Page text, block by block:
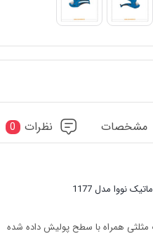
مشخصات نظرات 0
نووا مدل 1177
مثلثی همراه با سطح پولیش داده شده